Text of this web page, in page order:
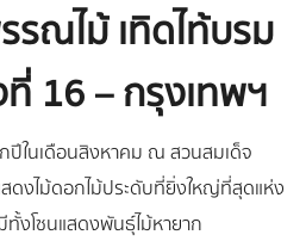
รณไม้ เทิดไท้บรม
16 – กรุงเทพฯ
ในเดือนสิงหาคม ณ สวนสมเด็จ
ดงไม้ดอกไม้ประดับที่ยิ่งใหญ่ที่สุดแห่ง
งโซนแสดงพันธุ์ไม้หายาก